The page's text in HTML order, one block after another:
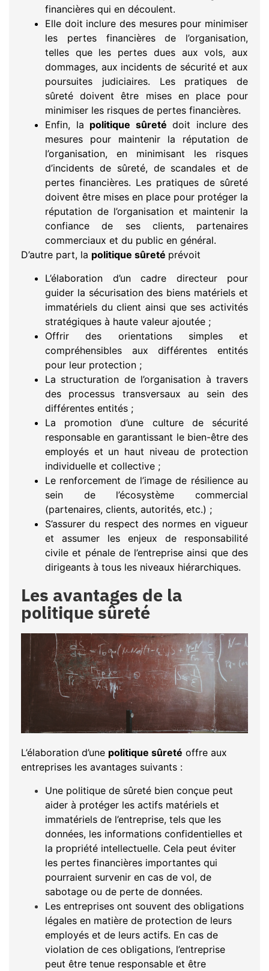
financières qui en découlent.
Elle doit inclure des mesures pour minimiser
les pertes financières de l’organisation,
telles que les pertes dues aux vols, aux
dommages, aux incidents de sécurité et aux
poursuites judiciaires. Les pratiques de
sûreté doivent être mises en place pour
minimiser les risques de pertes financières.
Enfin, la politique sûreté doit inclure des
mesures pour maintenir la réputation de
l’organisation, en minimisant les risques
d’incidents de sûreté, de scandales et de
pertes financières. Les pratiques de sûreté
doivent être mises en place pour protéger la
réputation de l’organisation et maintenir la
confiance de ses clients, partenaires
commerciaux et du public en général.
D’autre part, la politique sûreté prévoit
L’élaboration d’un cadre directeur pour
guider la sécurisation des biens matériels et
immatériels du client ainsi que ses activités
stratégiques à haute valeur ajoutée ;
Offrir des orientations simples et
compréhensibles aux différentes entités
pour leur protection ;
La structuration de l’organisation à travers
des processus transversaux au sein des
différentes entités ;
La promotion d’une culture de sécurité
responsable en garantissant le bien-être des
employés et un haut niveau de protection
individuelle et collective ;
Le renforcement de l’image de résilience au
sein de l’écosystème commercial
(partenaires, clients, autorités, etc.) ;
S’assurer du respect des normes en vigueur
et assumer les enjeux de responsabilité
civile et pénale de l’entreprise ainsi que des
dirigeants à tous les niveaux hiérarchiques.
Les avantages de la
politique sûreté
L’élaboration d’une politique sûreté offre aux
entreprises les avantages suivants :
Une politique de sûreté bien conçue peut
aider à protéger les actifs matériels et
immatériels de l’entreprise, tels que les
données, les informations confidentielles et
la propriété intellectuelle. Cela peut éviter
les pertes financières importantes qui
pourraient survenir en cas de vol, de
sabotage ou de perte de données.
Les entreprises ont souvent des obligations
légales en matière de protection de leurs
employés et de leurs actifs. En cas de
violation de ces obligations, l’entreprise
peut être tenue responsable et être